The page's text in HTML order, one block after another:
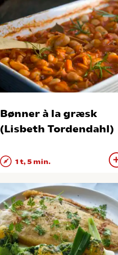
Bønner à la græsk
(Lisbeth Tordendahl)
1 t, 5 min.